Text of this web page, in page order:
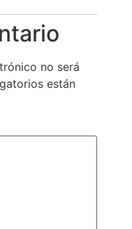
no será
están